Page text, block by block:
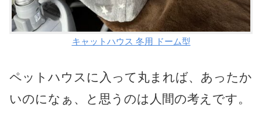
キャットハウス 冬用 ドーム型
ペットハウスに入って丸まれば、あったか
いのになぁ、と思うのは人間の考えです。